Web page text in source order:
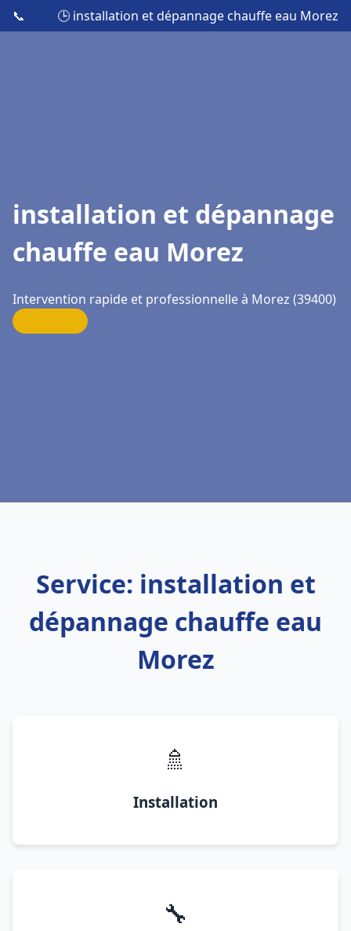
📞 🕒 installation et dépannage chauffe eau Morez
installation et dépannage
chauffe eau Morez
Intervention rapide et professionnelle à Morez (39400)
Service: installation et
dépannage chauffe eau
Morez
🚿
Installation
🔧